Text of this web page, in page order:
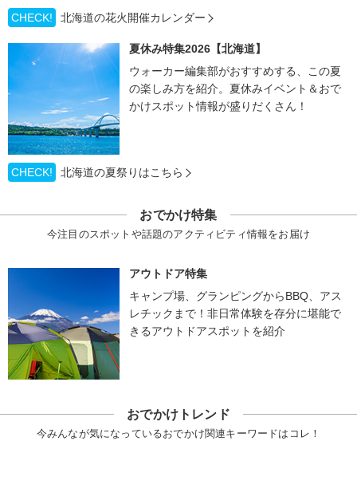
CHECK!
北海道の花火開催カレンダー
夏休み特集2026【北海道】
ウォーカー編集部がおすすめする、この夏
の楽しみ方を紹介。夏休みイベント＆おで
かけスポット情報が盛りだくさん！
CHECK! 北海道の夏祭りはこちら
おでかけ特集
今注目のスポットや話題のアクティビティ情報をお届け
アウトドア特集
キャンプ場、グランピングからBBQ、アス
レチックまで！非日常体験を存分に堪能で
きるアウトドアスポットを紹介
おでかけトレンド
今みんなが気になっているおでかけ関連キーワードはコレ！